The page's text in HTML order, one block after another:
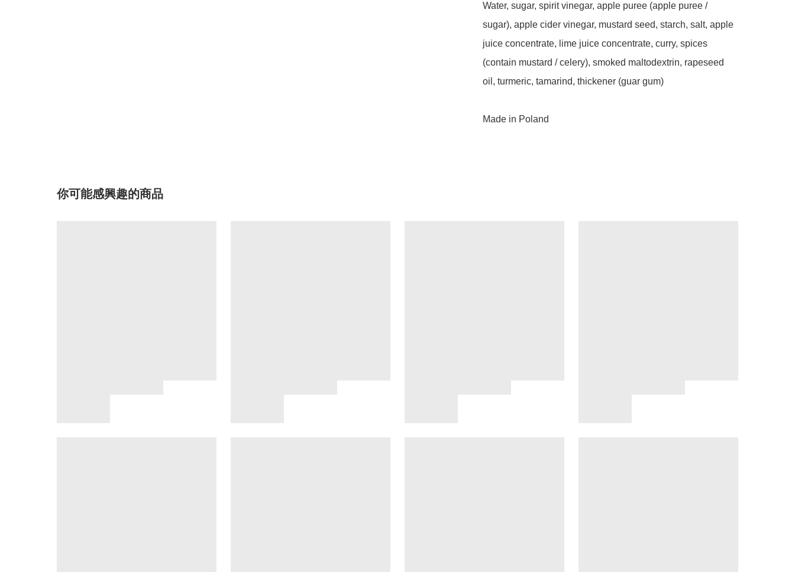
Water, sugar, spirit vinegar, apple puree (apple puree /
sugar), apple cider vinegar, mustard seed, starch, salt, apple
juice concentrate, lime juice concentrate, curry, spices
(contain mustard / celery), smoked maltodextrin, rapeseed
oil, turmeric, tamarind, thickener (guar gum)
Made in Poland
你可能感興趣的商品